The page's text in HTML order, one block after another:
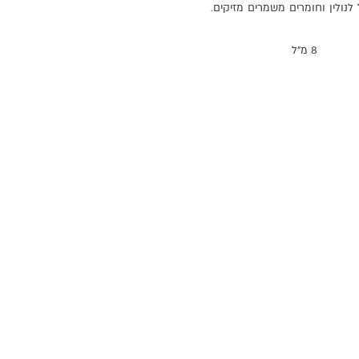
לנולין וחומרים משמרים מזיקים.
8 מ"ל